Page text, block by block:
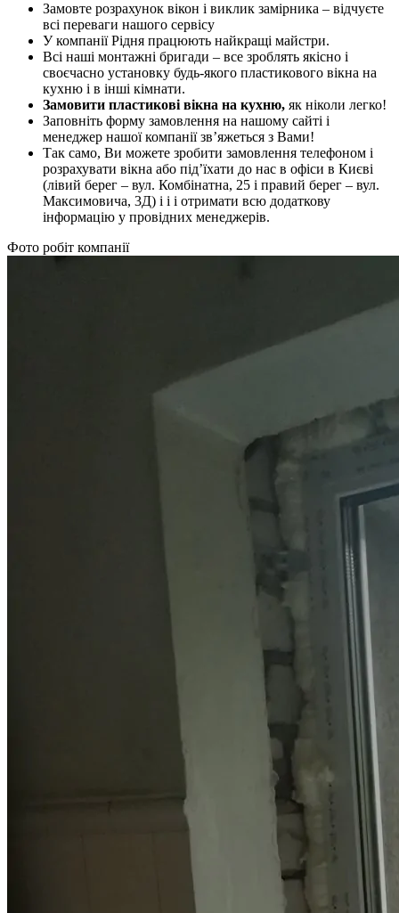
Замовте розрахунок вікон і виклик замірника – відчуєте
всі переваги нашого сервісу
У компанії Рідня працюють найкращі майстри.
Всі наші монтажні бригади – все зроблять якісно і
своєчасно установку будь-якого пластикового вікна на
кухню і в інші кімнати.
Замовити пластикові вікна на кухню, як ніколи легко!
Заповніть форму замовлення на нашому сайті і
менеджер нашої компанії зв’яжеться з Вами!
Так само, Ви можете зробити замовлення телефоном і
розрахувати вікна або під’їхати до нас в офіси в Києві
(лівий берег – вул. Комбінатна, 25 і правий берег – вул.
Максимовича, 3Д) і і і отримати всю додаткову
інформацію у провідних менеджерів.
Фото робіт компанії